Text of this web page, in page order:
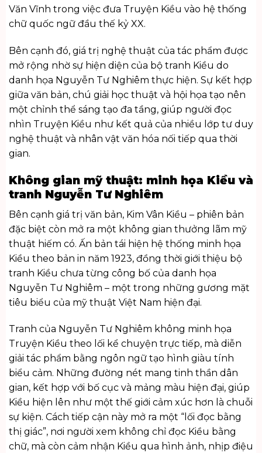
Văn Vĩnh trong việc đưa Truyện Kiều vào hệ thống
chữ quốc ngữ đầu thế kỷ XX.
Bên cạnh đó, giá trị nghệ thuật của tác phẩm được
mở rộng nhờ sự hiện diện của bộ tranh Kiều do
danh họa Nguyễn Tư Nghiêm thực hiện. Sự kết hợp
giữa văn bản, chú giải học thuật và hội họa tạo nên
một chỉnh thể sáng tạo đa tầng, giúp người đọc
nhìn Truyện Kiều như kết quả của nhiều lớp tư duy
nghệ thuật và nhân vật văn hóa nối tiếp qua thời
gian.
Không gian mỹ thuật: minh họa Kiều và
tranh Nguyễn Tư Nghiêm
Bên cạnh giá trị văn bản, Kim Vân Kiều – phiên bản
đặc biệt còn mở ra một không gian thưởng lãm mỹ
thuật hiếm có. Ấn bản tái hiện hệ thống minh họa
Kiều theo bản in năm 1923, đồng thời giới thiệu bộ
tranh Kiều chưa từng công bố của danh họa
Nguyễn Tư Nghiêm – một trong những gương mặt
tiêu biểu của mỹ thuật Việt Nam hiện đại.
Tranh của Nguyễn Tư Nghiêm không minh họa
Truyện Kiều theo lối kể chuyện trực tiếp, mà diễn
giải tác phẩm bằng ngôn ngữ tạo hình giàu tính
biểu cảm. Những đường nét mang tinh thần dân
gian, kết hợp với bố cục và mảng màu hiện đại, giúp
Kiều hiện lên như một thế giới cảm xúc hơn là chuỗi
sự kiện. Cách tiếp cận này mở ra một “lối đọc bằng
thị giác”, nơi người xem không chỉ đọc Kiều bằng
chữ, mà còn cảm nhận Kiều qua hình ảnh, nhịp điệu